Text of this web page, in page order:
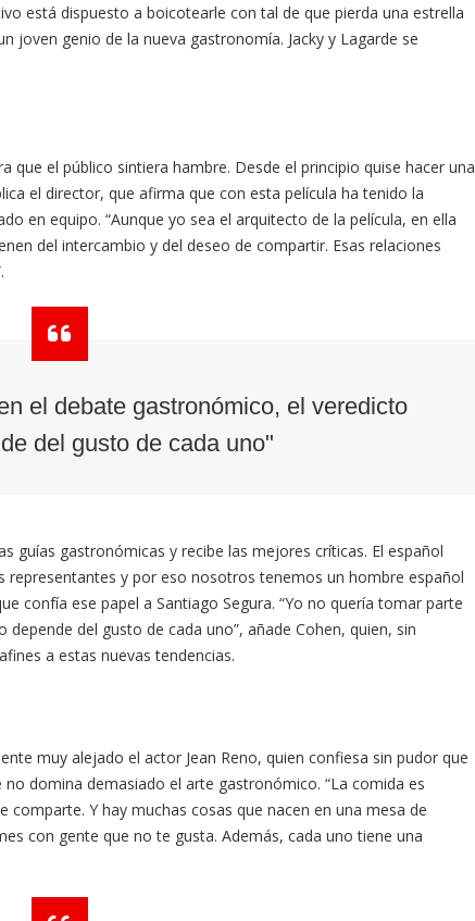
está dispuesto a boicotearle con tal de que pierda una estrella
joven genio de la nueva gastronomía. Jacky y Lagarde se
que el público sintiera hambre. Desde el principio quise hacer una
el director, que afirma que con esta película ha tenido la
en equipo. “Aunque yo sea el arquitecto de la película, en ella
del intercambio y del deseo de compartir. Esas relaciones
el debate gastronómico, el veredicto
del gusto de cada uno"
guías gastronómicas y recibe las mejores críticas. El español
representantes y por eso nosotros tenemos un hombre español
confía ese papel a Santiago Segura. “Yo no quería tomar parte
del gusto de cada uno”, añade Cohen, quien, sin
a estas nuevas tendencias.
muy alejado el actor Jean Reno, quien confiesa sin pudor que
domina demasiado el arte gastronómico. “La comida es
Y hay muchas cosas que nacen en una mesa de
con gente que no te gusta. Además, cada uno tiene una